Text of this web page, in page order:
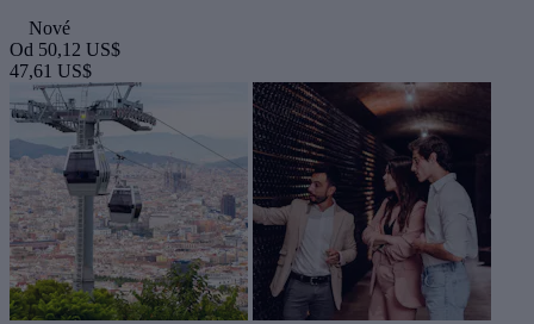
Nové
Od 50,12 US$
47,61 US$